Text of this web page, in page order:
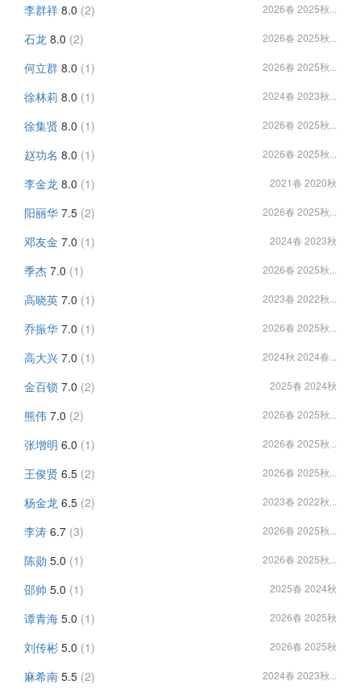
李群祥 8.0 (2) 2026春 2025秋...
石龙 8.0 (2) 2026春 2025秋...
何立群 8.0 (1) 2026春 2025秋...
徐林莉 8.0 (1) 2024春 2023秋...
徐集贤 8.0 (1) 2026春 2025秋...
赵功名 8.0 (1) 2026春 2025秋...
李金龙 8.0 (1) 2021春 2020秋
阳丽华 7.5 (2) 2026春 2025秋...
邓友金 7.0 (1) 2024春 2023秋
季杰 7.0 (1) 2026春 2025秋...
高晓英 7.0 (1) 2023春 2022秋...
乔振华 7.0 (1) 2026春 2025秋...
高大兴 7.0 (1) 2024秋 2024春...
金百锁 7.0 (2) 2025春 2024秋
熊伟 7.0 (2) 2026春 2025秋...
张增明 6.0 (1) 2026春 2025秋...
王俊贤 6.5 (2) 2026春 2025秋...
杨金龙 6.5 (2) 2023春 2022秋...
李涛 6.7 (3) 2026春 2025秋...
陈勋 5.0 (1) 2026春 2025秋...
邵帅 5.0 (1) 2025春 2024秋
谭青海 5.0 (1) 2026春 2025秋
刘传彬 5.0 (1) 2026春 2025秋
麻希南 5.5 (2) 2024春 2023秋...